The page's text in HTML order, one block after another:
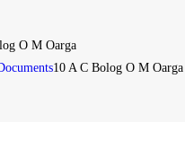
O M Oarga
10 A C Bolog O M Oarga